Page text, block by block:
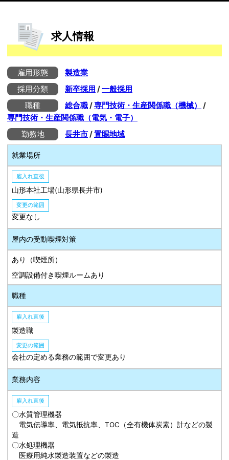
求人情報
雇用形態
製造業
採用分類
新卒採用 /一般採用
職種
総合職 /専門技術・生産関係職（機械）
/
専門技術・生産関係職（電気・電子）
勤務地
長井市 /置賜地域
就業場所
雇入れ直後
山形本社工場(山形県長井市)
変更の範囲
変更なし
屋内の受動喫煙対策
あり（喫煙所）
空調設備付き喫煙ルームあり
職種
雇入れ直後
製造職
変更の範囲
会社の定める業務の範囲で変更あり
業務内容
雇入れ直後
〇水質管理機器
電気伝導率、電気抵抗率、TOC（全有機体炭素）計などの製
造
〇水処理機器
医療用純水製造装置などの製造